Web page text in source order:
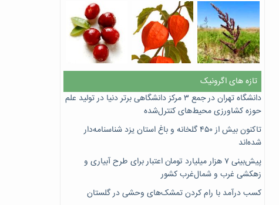
تازه های اگرونیک
دانشگاه تهران در جمع ۳ مرکز دانشگاهی برتر دنیا در تولید علم
حوزه کشاورزی محیط‌های کنترل‌شده
تاکنون بیش از ۴۵۰ گلخانه و باغ استان یزد شناسنامه‌دار
شده‌اند
پیش‌بینی ۷‌ هزار میلیارد تومان اعتبار برای طرح آبیاری و
زهکشی غرب و شمال‌غرب کشور
کسب درآمد با رام کردن تمشک‌های وحشی در گلستان